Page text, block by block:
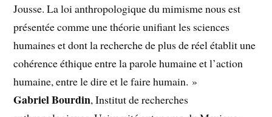
Jousse. La loi anthropologique du mimisme nous est
présentée comme une théorie unifiant les sciences
humaines et dont la recherche de plus de réel établit une
cohérence éthique entre la parole humaine et l’action
humaine, entre le dire et le faire humain. »
Gabriel Bourdin, Institut de recherches